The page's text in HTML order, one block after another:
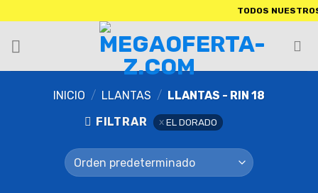
TODOS NUESTROS
INICIO / LLANTAS / LLANTAS - RIN 18
FILTRAR
EL DORADO